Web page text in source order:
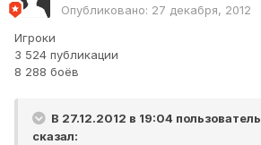
Опубликовано: 27 декабря, 2012
Игроки
3 524 публикации
8 288 боёв
В 27.12.2012 в 19:04 пользователь
сказал: